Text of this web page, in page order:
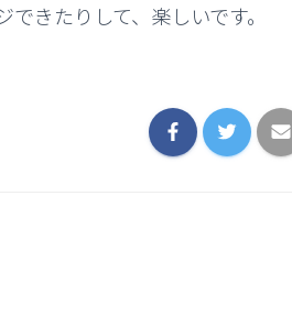
きたりして、楽しいです。